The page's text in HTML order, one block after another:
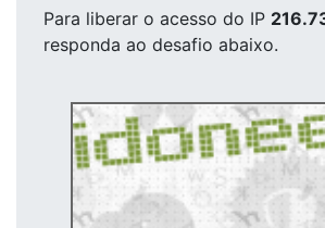
Para liberar o acesso do IP
responda ao desafio abaixo.